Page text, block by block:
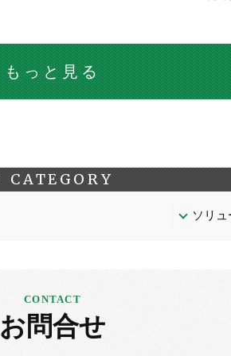
もっと見る
CATEGORY
ソリ
お問合せ